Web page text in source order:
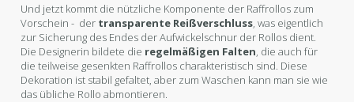
Und jetzt kommt die nützliche Komponente der Raffrollos zum
Vorschein - der transparente Reißverschluss, was eigentlich
zur Sicherung des Endes der Aufwickelschnur der Rollos dient.
Die Designerin bildete die regelmäßigen Falten, die auch für
die teilweise gesenkten Raffrollos charakteristisch sind. Diese
Dekoration ist stabil gefaltet, aber zum Waschen kann man sie wie
das übliche Rollo abmontieren.